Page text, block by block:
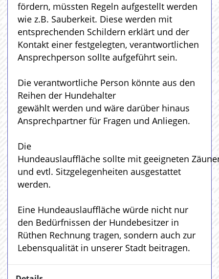
fördern, müssten Regeln aufgestellt werden
wie z.B. Sauberkeit. Diese werden mit
entsprechenden Schildern erklärt und der
Kontakt einer festgelegten, verantwortlichen
Ansprechperson sollte aufgeführt sein.
Die verantwortliche Person könnte aus den
Reihen der Hundehalter
gewählt werden und wäre darüber hinaus
Ansprechpartner für Fragen und Anliegen.
Die
Hundeauslauffläche sollte mit geeigneten
und evtl. Sitzgelegenheiten ausgestattet
werden.
Eine Hundeauslauffläche würde nicht nur
den Bedürfnissen der Hundebesitzer in
Rüthen Rechnung tragen, sondern auch zur
Lebensqualität in unserer Stadt beitragen.